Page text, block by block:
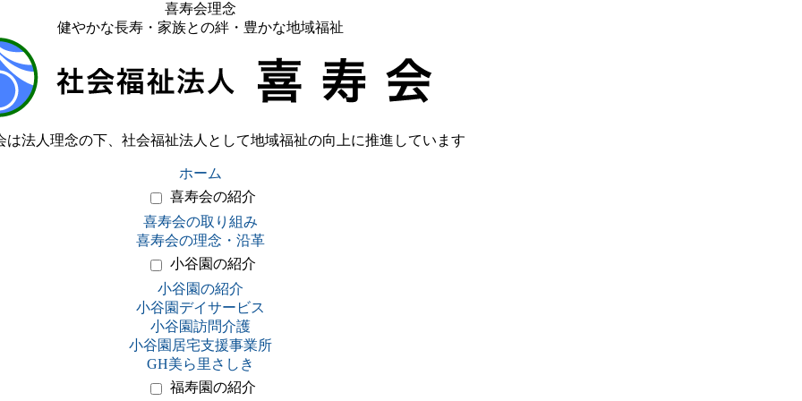
喜寿会理念
健やかな長寿・家族との絆・豊かな地域福祉
は法人理念の下、社会福祉法人として地域福祉の向上に推進しています
ホーム
喜寿会の紹介
喜寿会の取り組み
喜寿会の理念・沿革
小谷園の紹介
小谷園の紹介
小谷園デイサービス
小谷園訪問介護
小谷園居宅支援事業所
GH美ら里さしき
福寿園の紹介